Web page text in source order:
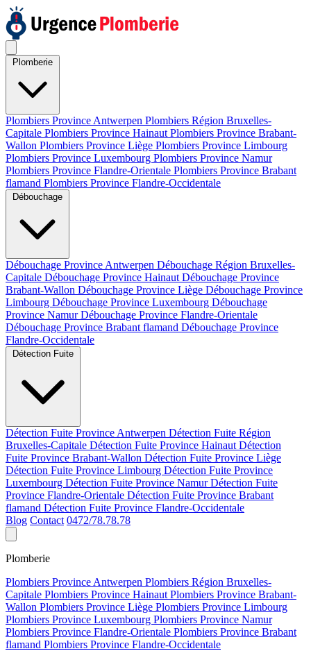
Plombiers Province Antwerpen Plombiers Région Bruxelles-
Capitale Plombiers Province Hainaut Plombiers Province Brabant-
Wallon Plombiers Province Liège Plombiers Province Limbourg
Plombiers Province Luxembourg Plombiers Province Namur
Plombiers Province Flandre-Orientale Plombiers Province Brabant
flamand Plombiers Province Flandre-Occidentale
Débouchage Province Antwerpen Débouchage Région Bruxelles-
Capitale Débouchage Province Hainaut Débouchage Province
Brabant-Wallon Débouchage Province Liège Débouchage Province
Limbourg Débouchage Province Luxembourg Débouchage
Province NamurDébouchage Province Flandre-Orientale
Débouchage Province Brabant flamand Débouchage Province
Flandre-Occidentale
Détection Fuite Province Antwerpen Détection Fuite Région
Bruxelles-Capitale Détection Fuite Province Hainaut Détection
Fuite Province Brabant-Wallon Détection Fuite Province Liège
Détection Fuite Province Limbourg Détection Fuite Province
Luxembourg Détection Fuite Province NamurDétection Fuite
Province Flandre-Orientale Détection Fuite Province Brabant
flamand Détection Fuite Province Flandre-Occidentale
Blog Contact 0472/78.78.78
Plomberie
Plombiers Province Antwerpen Plombiers Région Bruxelles-
Capitale Plombiers Province Hainaut Plombiers Province Brabant-
Wallon Plombiers Province Liège Plombiers Province Limbourg
Plombiers Province Luxembourg Plombiers Province Namur
Plombiers Province Flandre-Orientale Plombiers Province Brabant
flamand Plombiers Province Flandre-Occidentale